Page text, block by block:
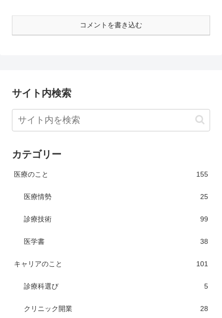
コメントを書き込む
サイト内検索
カテゴリー
医療のこと 155
医療情勢 25
診療技術 99
医学書 38
キャリアのこと 101
診療科選び 5
クリニック開業 28